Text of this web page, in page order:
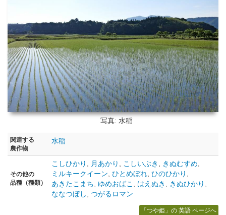
写真: 水稲
関連する
農作物
水稲
その他の
品種（種類）
こしひかり 月あかり こしいぶき きぬむすめ
ミルキークイーン ひとめぼれ ひのひかり
あきたこまち
ゆめおばこ はえぬき きぬひかり
ななつぼし
つがるロマン
「つや姫」の 英語 ページへ